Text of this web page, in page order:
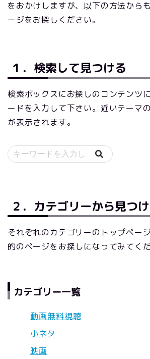
をおかけしますが、以下の方法から
ージをお探しください。
１．検索して見つける
検索ボックスにお探しのコンテンツ
ードを入力して下さい。近いテーマ
が表示されます。
２．カテゴリーから見つ
それぞれのカテゴリーのトップペー
的のページをお探しになってみてくだ
カテゴリー一覧
動画無料視聴
小ネタ
映画